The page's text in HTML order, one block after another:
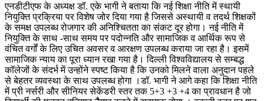
एनडीटीएफ के अध्यक्ष डॉ. एके भागी ने बताया कि नई शिक्षा नीति में स्थायी
नियुक्ति प्रक्रिया पर विशेष जोर दिया गया है जिससे अस्थायी व तदर्थ शिक्षकों
के समक्ष उपलब्ध रोजगार की अनिश्चितता का संकट दूर होगा। नई नीति में
नियुक्ति के साथ -साथ समय पर पदोन्नति और सामाजिक व आर्थिक रूप से
वंचित वर्गों के लिए उचित अवसर व आरक्षण उपलब्ध कराया जा रहा है। इसमें
सामाजिक न्याय का पूरा ध्यान रखा गया है। दिल्ली विश्वविद्यालय से सम्बद्ध
कॉलेजों के संदर्भ में उन्होंने स्पष्ट किया है कि उनको मिलने वाला अनुदान पहले
से बेहतर व्यवस्था के साथ उपलब्ध होगा ।डॉ. भागी ने आगे कहा कि शिक्षा नीति
में प्री नर्सरी और सीनियर सेकेंडरी स्तर तक 5+3 +3 +4 का प्रावधान है जो